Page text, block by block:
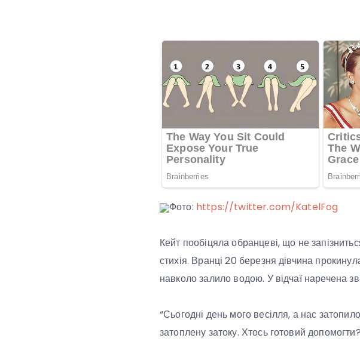
Фото: https://twitter.com/KatelFog
Кейт пообіцяла обранцеві, що не
стихія. Вранці 20 березня дівчина
навколо залило водою. У відчаї наречена
“Сьогодні день мого весілля, а нас
затоплену затоку. Хтось готовий